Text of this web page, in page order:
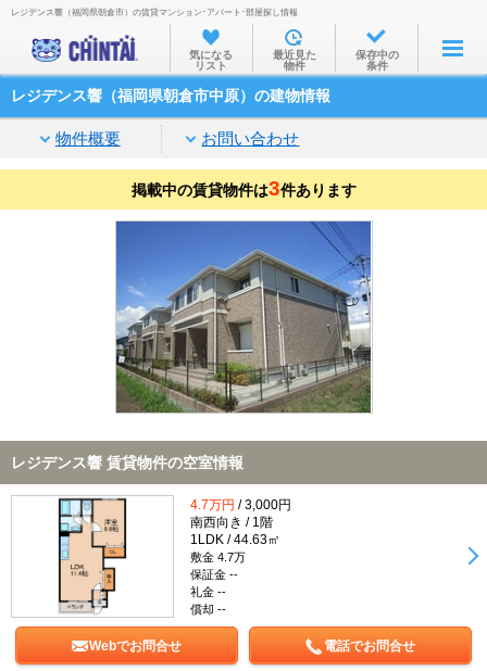
お部屋を探す
沿線・駅から
住所から
家賃相場から
通勤通学時間から
物件特集から
不動産会社から
TOP
レジデンス響（福岡県朝倉市）の賃貸マンション･アパート･部屋探し情報
気になる
リスト
最近見た
物件
保存中の
条件
レジデンス響（福岡県朝倉市中原）の建物情報
物件概要 お問い合わせ
掲載中の賃貸物件は3件あります
レジデンス響 賃貸物件の空室情報
4.7万円 / 3,000円
南西向き / 1階
1LDK / 44.63㎡
敷金 4.7万
保証金 --
礼金 --
償却 --
Webでお問合せ 電話でお問合せ